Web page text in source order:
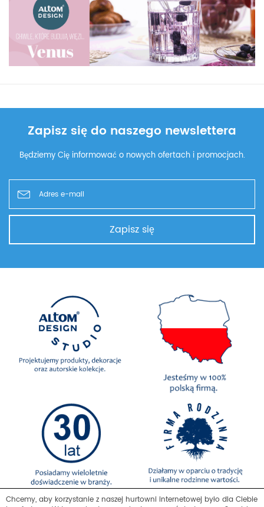
Zapisz się do naszego newslettera
Będziemy Cię informować o nowych ofertach i promocjach.
Zapisz się
Chcemy, aby korzystanie z naszej hurtowni internetowej było dla Ciebie